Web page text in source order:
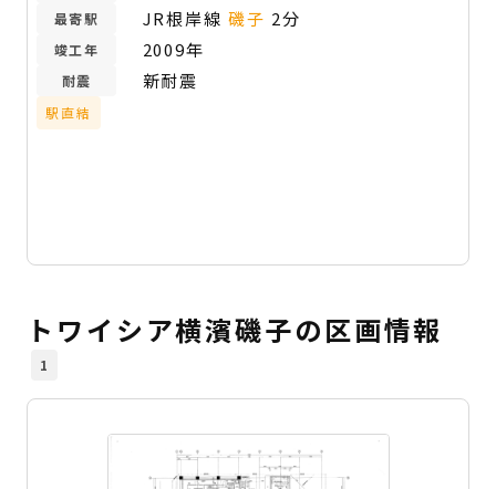
最寄駅 JR根岸線磯子 2分
竣工年 2009年
耐震 新耐震
駅直結
トワイシア横濱磯子の区画情報
1